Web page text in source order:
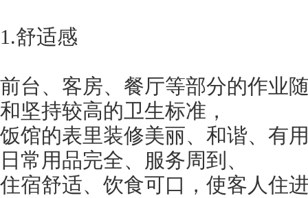
1.舒适感
前台、客房、餐厅等部分的作业
和坚持较高的卫生标准，
饭馆的表里装修美丽、和谐、有
日常用品完全、服务周到、
住宿舒适、饮食可口，使客人住